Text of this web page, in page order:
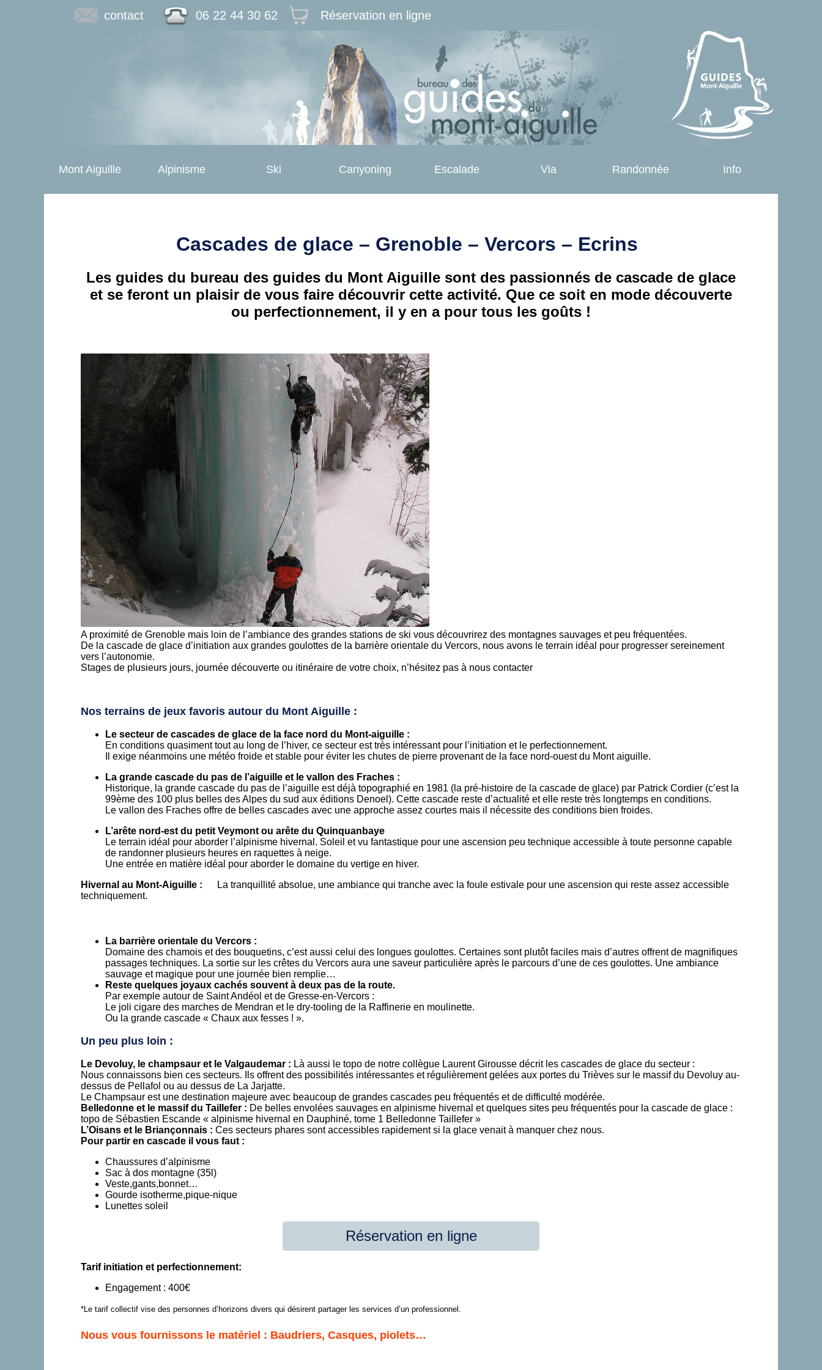
contact 06 22 44 30 62 Réservation en ligne
Mont Aiguille Alpinisme Ski Canyoning Escalade Via Randonnée Info
Cascades de glace – Grenoble – Vercors – Ecrins
Les guides du bureau des guides du Mont Aiguille sont des passionnés de cascade de glace
et se feront un plaisir de vous faire découvrir cette activité. Que ce soit en mode découverte
ou perfectionnement, il y en a pour tous les goûts !
A proximité de Grenoble mais loin de l’ambiance des grandes stations de ski vous découvrirez des montagnes sauvages et peu fréquentées.
De la cascade de glace d’initiation aux grandes goulottes de la barrière orientale du Vercors, nous avons le terrain idéal pour progresser sereinement
vers l’autonomie.
Stages de plusieurs jours, journée découverte ou itinéraire de votre choix, n’hésitez pas à nous contacter
Nos terrains de jeux favoris autour du Mont Aiguille :
Le secteur de cascades de glace de la face nord du Mont-aiguille :
En conditions quasiment tout au long de l’hiver, ce secteur est très intéressant pour l’initiation et le perfectionnement.
Il exige néanmoins une météo froide et stable pour éviter les chutes de pierre provenant de la face nord-ouest du Mont aiguille.
La grande cascade du pas de l’aiguille et le vallon des Fraches :
Historique, la grande cascade du pas de l’aiguille est déjà topographié en 1981 (la pré-histoire de la cascade de glace) par Patrick Cordier (c’est la
99ème des 100 plus belles des Alpes du sud aux éditions Denoel). Cette cascade reste d’actualité et elle reste très longtemps en conditions.
Le vallon des Fraches offre de belles cascades avec une approche assez courtes mais il nécessite des conditions bien froides.
L’arête nord-est du petit Veymont ou arête du Quinquanbaye
Le terrain idéal pour aborder l’alpinisme hivernal. Soleil et vu fantastique pour une ascension peu technique accessible à toute personne capable
de randonner plusieurs heures en raquettes à neige.
Une entrée en matière idéal pour aborder le domaine du vertige en hiver.
Hivernal au Mont-Aiguille : La tranquillité absolue, une ambiance qui tranche avec la foule estivale pour une ascension qui reste assez accessible
techniquement.
La barrière orientale du Vercors :
Domaine des chamois et des bouquetins, c’est aussi celui des longues goulottes. Certaines sont plutôt faciles mais d’autres offrent de magnifiques
passages techniques. La sortie sur les crêtes du Vercors aura une saveur particulière après le parcours d’une de ces goulottes. Une ambiance
sauvage et magique pour une journée bien remplie…
Reste quelques joyaux cachés souvent à deux pas de la route.
Par exemple autour de Saint Andéol et de Gresse-en-Vercors :
Le joli cigare des marches de Mendran et le dry-tooling de la Raffinerie en moulinette.
Ou la grande cascade « Chaux aux fesses ! ».
Un peu plus loin :
Le Devoluy, le champsaur et le Valgaudemar : Là aussi le topo de notre collègue Laurent Girousse décrit les cascades de glace du secteur :
Nous connaissons bien ces secteurs. Ils offrent des possibilités intéressantes et régulièrement gelées aux portes du Trièves sur le massif du Devoluy au-
dessus de Pellafol ou au dessus de La Jarjatte.
Le Champsaur est une destination majeure avec beaucoup de grandes cascades peu fréquentés et de difficulté modérée.
Belledonne et le massif du Taillefer : De belles envolées sauvages en alpinisme hivernal et quelques sites peu fréquentés pour la cascade de glace :
topo de Sébastien Escande « alpinisme hivernal en Dauphiné, tome 1 Belledonne Taillefer »
L’Oisans et le Briançonnais : Ces secteurs phares sont accessibles rapidement si la glace venait à manquer chez nous.
Pour partir en cascade il vous faut :
Chaussures d’alpinisme
Sac à dos montagne (35l)
Veste,gants,bonnet…
Gourde isotherme,pique-nique
Lunettes soleil
Réservation en ligne
Tarif initiation et perfectionnement:
Engagement : 400€
*Le tarif collectif vise des personnes d’horizons divers qui désirent partager les services d’un professionnel.
Nous vous fournissons le matériel : Baudriers, Casques, piolets…